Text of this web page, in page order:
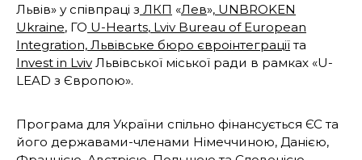
Львів» у співпраці з ЛКП «Лев», UNBROKEN
Ukraine, ГО U-Hearts, Lviv Bureau of European
Integration, Львівське бюро євроінтеграціїта
Invest in Lviv Львівської міської ради в рамках «U-
LEAD з Європою».
Програма для України спільно фінансується ЄС та
його державами-членами Німеччиною, Данією,